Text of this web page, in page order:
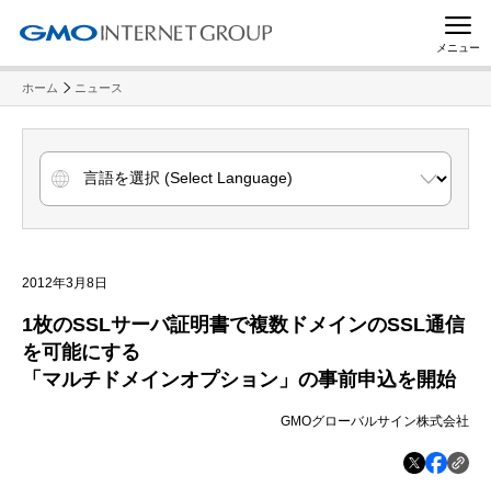
メニュー
ホーム ニュース
2012年3月8日
1枚のSSLサーバ証明書で複数ドメインのSSL通信
を可能にする
「マルチドメインオプション」の事前申込を開始
GMOグローバルサイン株式会社